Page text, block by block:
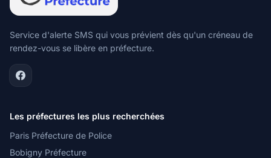
Service d'alerte SMS qui vous prévient dès qu'un créneau de
rendez-vous se libère en préfecture.
Les préfectures les plus recherchées
Paris Préfecture de Police
Bobigny Préfecture